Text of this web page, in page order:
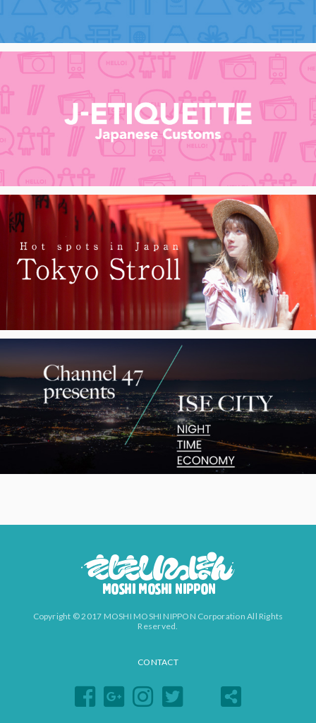
Copyright © 2017 MOSHI MOSHI NIPPON Corporation All Rights
Reserved.
CONTACT